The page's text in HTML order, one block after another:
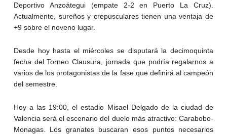
Deportivo Anzoátegui (empate 2-2 en Puerto La Cruz).
Actualmente, sureños y crepusculares tienen una ventaja de
+9 sobre el noveno lugar.
Desde hoy hasta el miércoles se disputará la decimoquinta
fecha del Torneo Clausura, jornada que podría regalarnos a
varios de los protagonistas de la fase que definirá al campeón
del semestre.
Hoy a las 19:00, el estadio Misael Delgado de la ciudad de
Valencia será el escenario del duelo más atractivo: Carabobo-
Monagas. Los granates buscaran esos puntos necesarios